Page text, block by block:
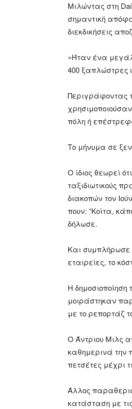
Μιλώντας στη
σημαντική
διεκδικήσεις
«Ήταν ένα
400 ξαπλώστρες
Περιγράφοντας
πόλη ή
Το μήνυμα σε
Ο ίδιος θεωρεί
ταξιδιωτικούς
διακοπών τον
πουν: “Κοίτα,
δήλωσε.
Και συμπλήρωσε
εταιρείες, το
Η
μοιράστηκαν
με το ρεπορτάζ
Ο Άντριου Μιλς
καθημερινά την
πετσέτες μέχρι
Άλλος
κατάσταση με